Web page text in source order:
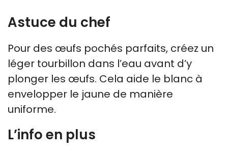
Astuce du chef
Pour des œufs pochés parfaits, créez un
léger tourbillon dans l’eau avant d’y
plonger les œufs. Cela aide le blanc à
envelopper le jaune de manière
uniforme.
L’info en plus